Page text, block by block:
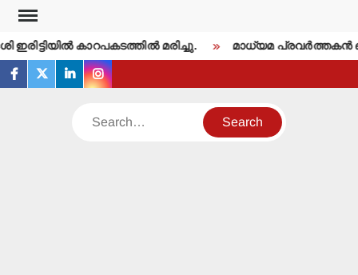
Skip
content
ഇരിട്ടിയില്‍ കാറപകടത്തില്‍ മരിച്ചു. മാധ്യമ പ്രവര്‍ത്തകന്‍
facebook
twitterlinkedininstagram
Search